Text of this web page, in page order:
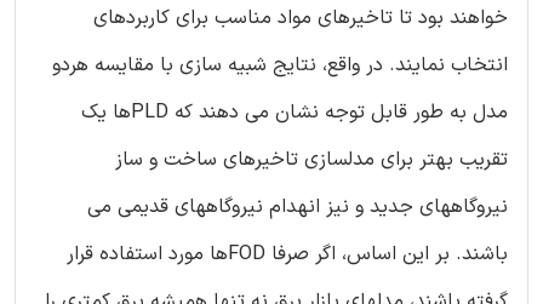
خواهند بود تا تاخیرهای مواد مناسب برای کاربردهای
انتخاب نمایند. در واقع، نتایج شبیه سازی با مقایسه هردو
مدل به طور قابل توجه نشان می دهند که PLDها یک
تقریب بهتر برای مدلسازی تاخیرهای ساخت و ساز
نیروگاههای جدید و نیز انهدام نیروگاههای قدیمی می
باشند. بر این اساس، اگر صرفا FODها مورد استفاده قرار